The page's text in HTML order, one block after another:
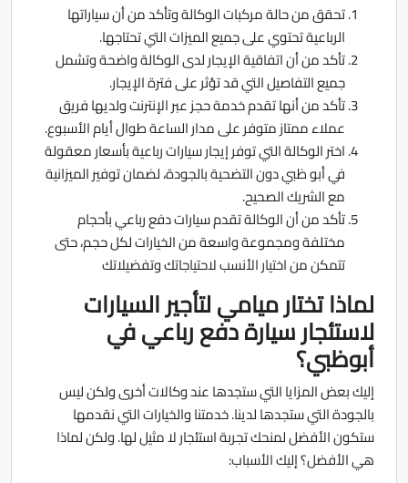
تحقق من حالة مركبات الوكالة وتأكد من أن سياراتها
الرباعية تحتوي على جميع الميزات التي تحتاجها.
تأكد من أن اتفاقية الإيجار لدى الوكالة واضحة وتشمل
جميع التفاصيل التي قد تؤثر على فترة الإيجار.
تأكد من أنها تقدم خدمة حجز عبر الإنترنت ولديها فريق
عملاء ممتاز متوفر على مدار الساعة طوال أيام الأسبوع.
اختر الوكالة التي توفر إيجار سيارات رباعية بأسعار معقولة
في أبو ظبي دون التضحية بالجودة، لضمان توفير الميزانية
مع الشريك الصحيح.
تأكد من أن الوكالة تقدم سيارات دفع رباعي بأحجام
مختلفة ومجموعة واسعة من الخيارات لكل حجم، حتى
تتمكن من اختيار الأنسب لاحتياجاتك وتفضيلاتك
لماذا تختار ميامي لتأجير السيارات
لاستئجار سيارة دفع رباعي في
أبوظبي؟
إليك بعض المزايا التي ستجدها عند وكالات أخرى ولكن ليس
بالجودة التي ستجدها لدينا. خدمتنا والخيارات التي نقدمها
ستكون الأفضل لمنحك تجربة استئجار لا مثيل لها. ولكن لماذا
هي الأفضل؟ إليك الأسباب: